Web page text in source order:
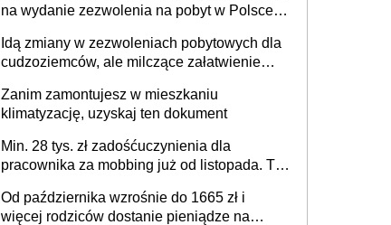
na wydanie zezwolenia na pobyt w Polsce.
opóźnienia z kartami pobytu to realny
problem
Idą zmiany w zezwoleniach pobytowych dla
cudzoziemców, ale milczące załatwienie
Zanim zamontujesz w mieszkaniu
klimatyzację, uzyskaj ten dokument
Min. 28 tys. zł zadośćuczynienia dla
pracownika za mobbing już od listopada. To
zespołu
Od października wzrośnie do 1665 zł i
więcej rodziców dostanie pieniądze na